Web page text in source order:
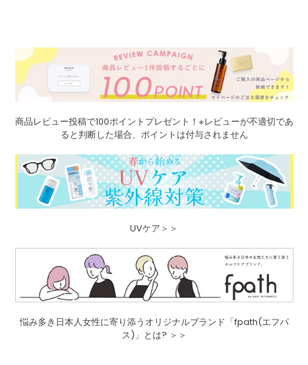
商品レビュー投稿で100ポイントプレゼント！※レビューが不適切であ
ると判断した場合、ポイントは付与されません
UVケア＞＞
悩み多き日本人女性に寄り添うオリジナルブランド「fpath(エフパ
ス)」とは? ＞＞